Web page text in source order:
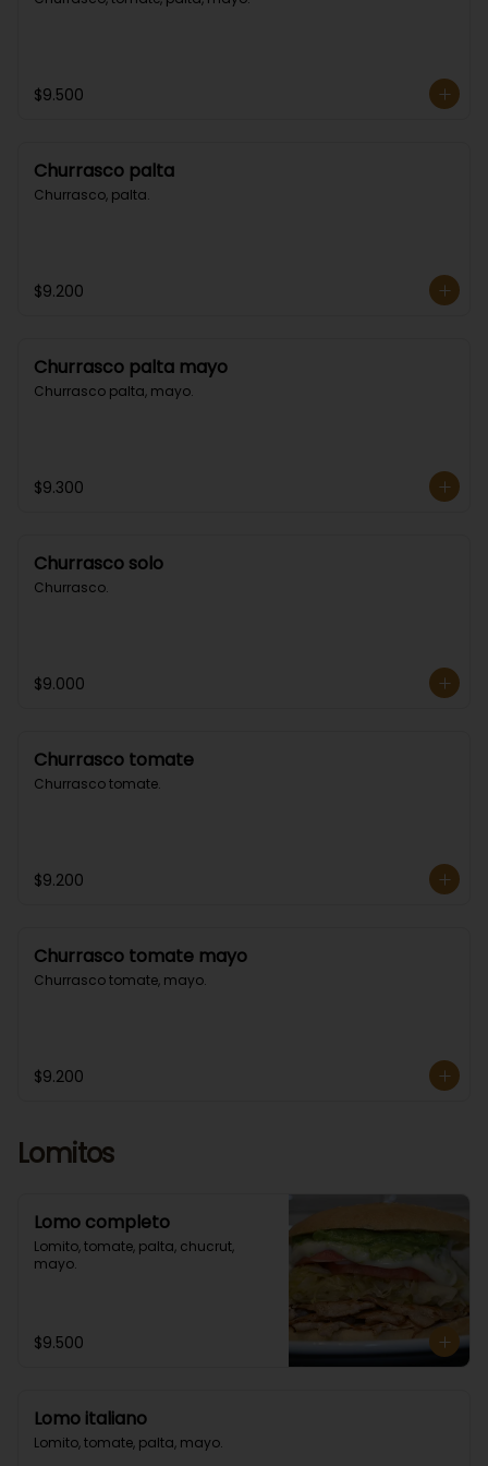
$9.500
Churrasco palta
Churrasco, palta.
$9.200
Churrasco palta mayo
Churrasco palta, mayo.
$9.300
Churrasco solo
Churrasco.
$9.000
Churrasco tomate
Churrasco tomate.
$9.200
Churrasco tomate mayo
Churrasco tomate, mayo.
$9.200
Lomitos
Lomo completo
Lomito, tomate, palta, chucrut,
mayo.
$9.500
Lomo italiano
Lomito, tomate, palta, mayo.